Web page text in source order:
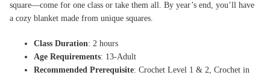
square—come for one class or take them all. By year’s end, you’ll have
a cozy blanket made from unique squares.
Class Duration: 2 hours
Age Requirements: 13-Adult
Recommended Prerequisite: Crochet Level 1 & 2, Crochet in